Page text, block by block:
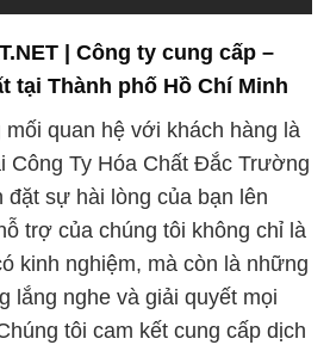
| Công ty cung cấp –
tại Thành phố Hồ Chí Minh
mối quan hệ với khách hàng là
Công Ty Hóa Chất Đắc Trường
đặt sự hài lòng của bạn lên
trợ của chúng tôi không chỉ là
kinh nghiệm, mà còn là những
lắng nghe và giải quyết mọi
tôi cam kết cung cấp dịch